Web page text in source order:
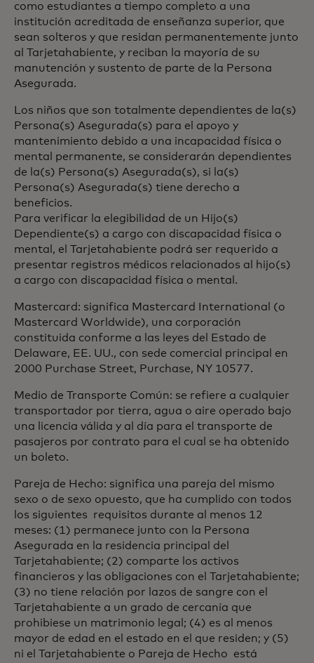
como estudiantes a tiempo completo a una
institución acreditada de enseñanza superior, que
sean solteros y que residan permanentemente junto
al Tarjetahabiente, y reciban la mayoría de su
manutención y sustento de parte de la Persona
Asegurada.
Los niños que son totalmente dependientes de la(s)
Persona(s) Asegurada(s) para el apoyo y
mantenimiento debido a una incapacidad física o
mental permanente, se considerarán dependientes
de la(s) Persona(s) Asegurada(s), si la(s)
Persona(s) Asegurada(s) tiene derecho a
beneficios.
Para verificar la elegibilidad de un Hijo(s)
Dependiente(s) a cargo con discapacidad física o
mental, el Tarjetahabiente podrá ser requerido a
presentar registros médicos relacionados al hijo(s)
a cargo con discapacidad física o mental.
Mastercard: significa Mastercard International (o
Mastercard Worldwide), una corporación
constituida conforme a las leyes del Estado de
Delaware, EE. UU., con sede comercial principal en
2000 Purchase Street, Purchase, NY 10577.
Medio de Transporte Común: se refiere a cualquier
transportador por tierra, agua o aire operado bajo
una licencia válida y al día para el transporte de
pasajeros por contrato para el cual se ha obtenido
un boleto.
Pareja de Hecho: significa una pareja del mismo
sexo o de sexo opuesto, que ha cumplido con todos
los siguientes requisitos durante al menos 12
meses: (1) permanece junto con la Persona
Asegurada en la residencia principal del
Tarjetahabiente; (2) comparte los activos
financieros y las obligaciones con el Tarjetahabiente;
(3) no tiene relación por lazos de sangre con el
Tarjetahabiente a un grado de cercanía que
prohibiese un matrimonio legal; (4) es al menos
mayor de edad en el estado en el que residen; y (5)
ni el Tarjetahabiente o Pareja de Hecho está